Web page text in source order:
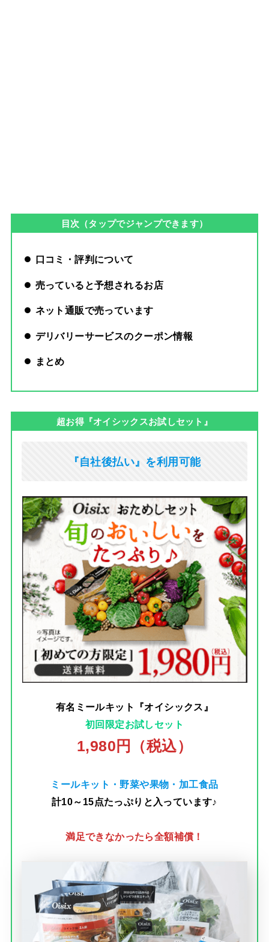
目次（タップでジャンプできます）
口コミ・評判について
売っていると予想されるお店
ネット通販で売っています
デリバリーサービスのクーポン情報
まとめ
超お得『オイシックスお試しセット』
『自社後払い』を利用可能
有名ミールキット『オイシックス』
初回限定お試しセット
1,980円（税込）
ミールキット・野菜や果物・加工食品
計10～15点たっぷりと入っています♪
満足できなかったら全額補償！